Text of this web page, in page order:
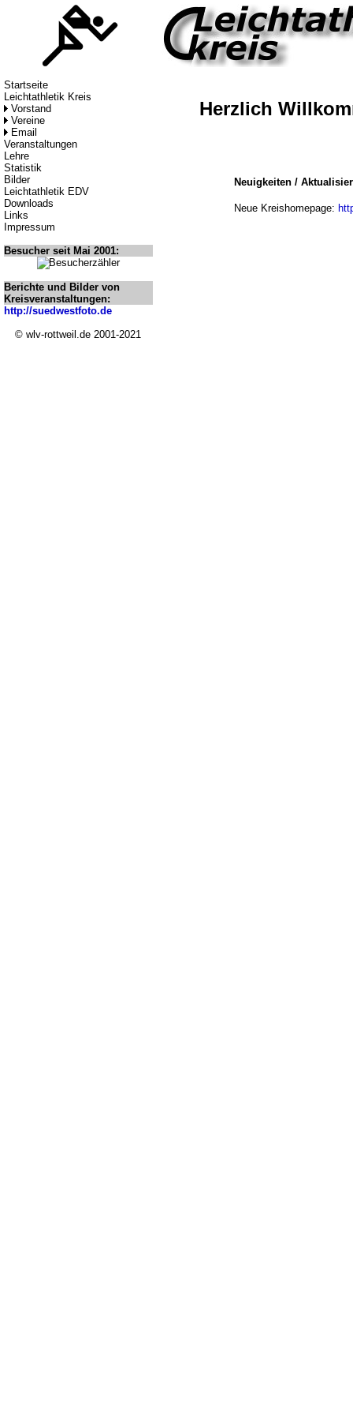
Startseite
Leichtathletik Kreis
Vorstand
Vereine
Email
Veranstaltungen
Lehre
Statistik
Bilder
Leichtathletik EDV
Downloads
Links
Impressum
Besucher seit Mai 2001:
Berichte und Bilder von
Kreisveranstaltungen:
http://suedwestfoto.de
© wlv-rottweil.de 2001-2021
Herzlich
Neuigkeiten /
Neue Kreishomepage: